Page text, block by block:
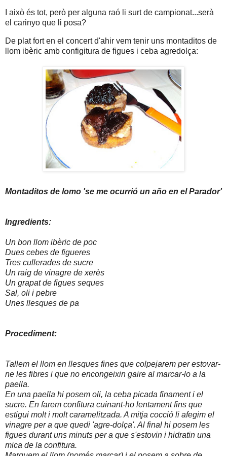
I això és tot, però per alguna raó li surt de campionat...serà
el carinyo que li posa?
De plat fort en el concert d'ahir vem tenir uns montaditos de
llom ibèric amb configitura de figues i ceba agredolça:
Montaditos de lomo 'se me ocurrió un año en el Parador'
Ingredients:
Un bon llom ibèric de poc
Dues cebes de figueres
Tres cullerades de sucre
Un raig de vinagre de xerès
Un grapat de figues seques
Sal, oli i pebre
Unes llesques de pa
Procediment:
Tallem el llom en llesques fines que colpejarem per estovar-
ne les fibres i que no encongeixin gaire al marcar-lo a la
paella.
En una paella hi posem oli, la ceba picada finament i el
sucre. En farem confitura cuinant-ho lentament fins que
estigui molt i molt caramelitzada. A mitja cocció li afegim el
vinagre per a que quedi 'agre-dolça'. Al final hi posem les
figues durant uns minuts per a que s'estovin i hidratin una
mica de la confitura.